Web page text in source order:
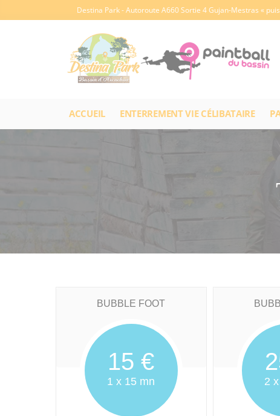
Destina Park- Autoroute A660 Sortie 4 Gujan-Mestras «
ACCUEIL ENTERREMENT VIE CÉLIBATAIRE
BUBBLE FOOT
15 €
1 x 15 mn 2
Cookies management panel